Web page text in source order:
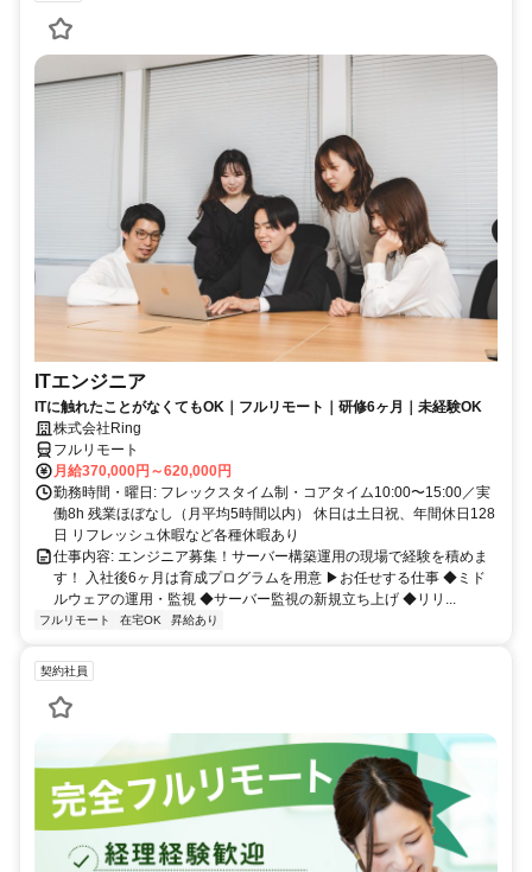
ITエンジニア
ITに触れたことがなくてもOK｜フルリモート｜研修6ヶ月｜未経験OK
株式会社Ring
フルリモート
月給370,000円～620,000円
勤務時間・曜日: フレックスタイム制・コアタイム10:00〜15:00／実
働8h 残業ほぼなし（月平均5時間以内） 休日は土日祝、年間休日128
日 リフレッシュ休暇など各種休暇あり
仕事内容: エンジニア募集！サーバー構築運用の現場で経験を積めま
す！ 入社後6ヶ月は育成プログラムを用意 ▶お任せする仕事 ◆ミド
ルウェアの運用・監視 ◆サーバー監視の新規立ち上げ ◆リリ...
フルリモート 在宅OK 昇給あり
契約社員